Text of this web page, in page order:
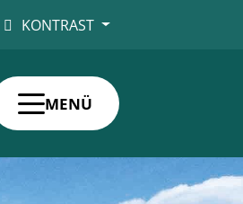
KONTRAST
MENÜ